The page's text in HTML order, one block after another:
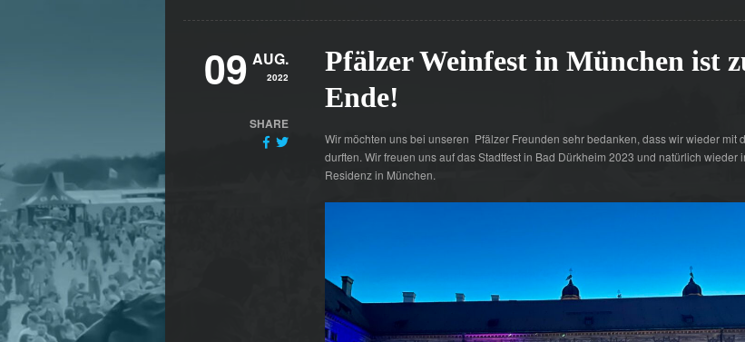
09 AUG.
2022
SHARE
Pfälzer Weinfest in München ist
Ende!
Wir möchten uns bei unseren Pfälzer Freunden sehr bedanken, dass wir wieder mit
durften. Wir freuen uns auf das Stadtfest in Bad Dürkheim 2023 und natürlich wieder
Residenz in München.